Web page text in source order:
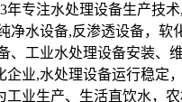
年专注水处理设备生产技
净水设备,反渗透设备，软
、工业水处理设备安装、
企业,水处理设备运行稳定
工业生产、生活直饮水，